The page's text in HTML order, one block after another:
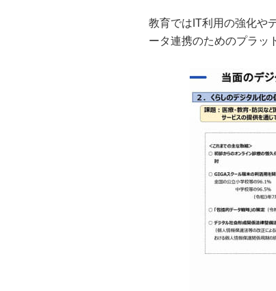
教育ではIT利用の強化や
ータ連携のためのプラッ